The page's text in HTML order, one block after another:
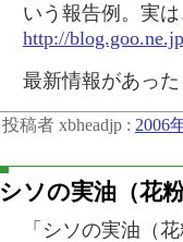
いう報告例。実
http://
最新情報があっ
投稿者 xbheadjp : 2006
シソの実油（花粉
「シソの実油（